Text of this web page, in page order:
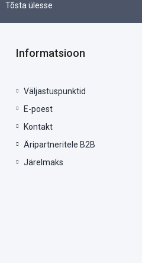
Tõsta ülesse
Informatsioon
Väljastuspunktid
E-poest
Kontakt
Äripartneritele B2B
Järelmaks